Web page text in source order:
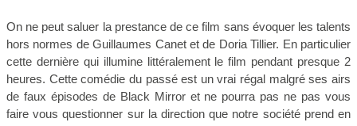
On ne peut saluer la prestance de ce film sans évoquer les talents
hors normes de Guillaumes Canet et de Doria Tillier. En particulier
cette dernière qui illumine littéralement le film pendant presque 2
heures. Cette comédie du passé est un vrai régal malgré ses airs
de faux épisodes de Black Mirror et ne pourra pas ne pas vous
faire vous questionner sur la direction que notre société prend en